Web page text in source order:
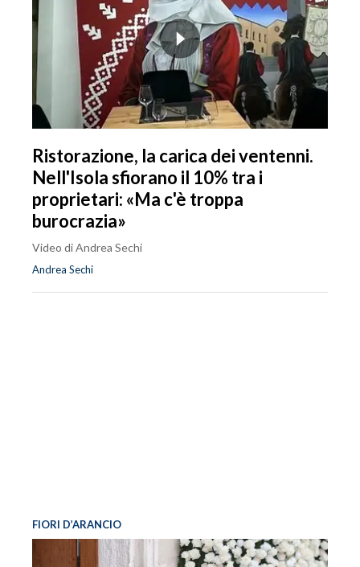
Ristorazione, la carica dei ventenni.
Nell'Isola sfiorano il 10% tra i
proprietari: «Ma c'è troppa
burocrazia»
Video di Andrea Sechi
Andrea Sechi
FIORI D’ARANCIO